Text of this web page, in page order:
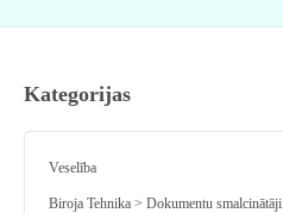
Kategorijas
Veselība
Biroja Tehnika > Dokumentu smalcinātāji